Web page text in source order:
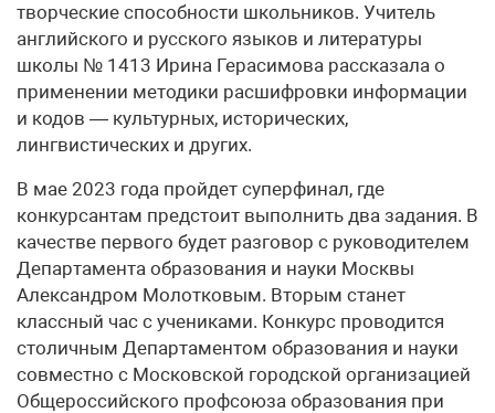
творческие способности школьников. Учитель
английского и русского языков и литературы
школы № 1413 Ирина Герасимова рассказала о
применении методики расшифровки информации
и кодов — культурных, исторических,
лингвистических и других.
В мае 2023 года пройдет суперфинал, где
конкурсантам предстоит выполнить два задания. В
качестве первого будет разговор с руководителем
Департамента образования и науки Москвы
Александром Молотковым. Вторым станет
классный час с учениками. Конкурс проводится
столичным Департаментом образования и науки
совместно с Московской городской организацией
Общероссийского профсоюза образования при